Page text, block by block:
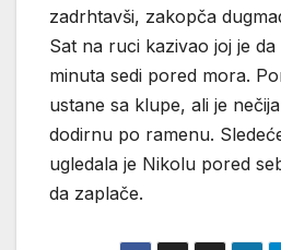
zadrhtavši, zakopča
Sat na ruci kazivao joj je
minuta sedi pored mora.
ustane sa klupe, ali je
dodirnu po ramenu.
ugledala je Nikolu pored
da zaplače.